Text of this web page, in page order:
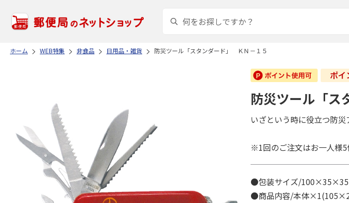
ホーム WEB特集 非食品 日用品・雑貨 防災ツール「スタンダード」 ＫＮ－１５
防災ツール「
いざという時に役立つ防災
※1回のご注文はお一人様5
●包装サイズ/
●商品内容/本体